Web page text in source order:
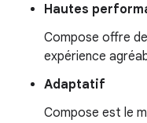
Hautes
Compose offre
expérience
Adaptatif
Compose est le